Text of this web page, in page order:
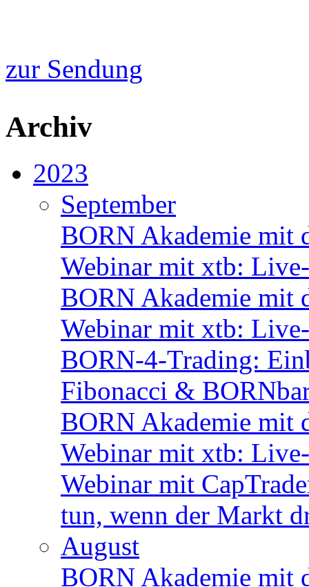
zur Sendung
Archiv
2023
September
BORN Akademie mit
Webinar mit xtb:
BORN Akademie mit
Webinar mit xtb:
BORN-4-Trading:
Fibonacci &
BORN Akademie mit
Webinar mit xtb:
Webinar mit
tun, wenn der Markt
August
BORN Akademie mit